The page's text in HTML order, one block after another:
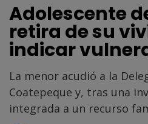
Adolescente
retira de su
indicar
La menor acudió a la
Coatepeque y, tras una
integrada a un recurso